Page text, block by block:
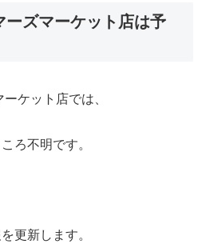
ーズマーケット店は予
ケット店では、
ろ不明です。
更新します。